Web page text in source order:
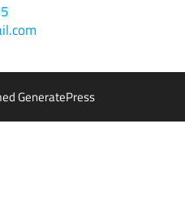
GeneratePress